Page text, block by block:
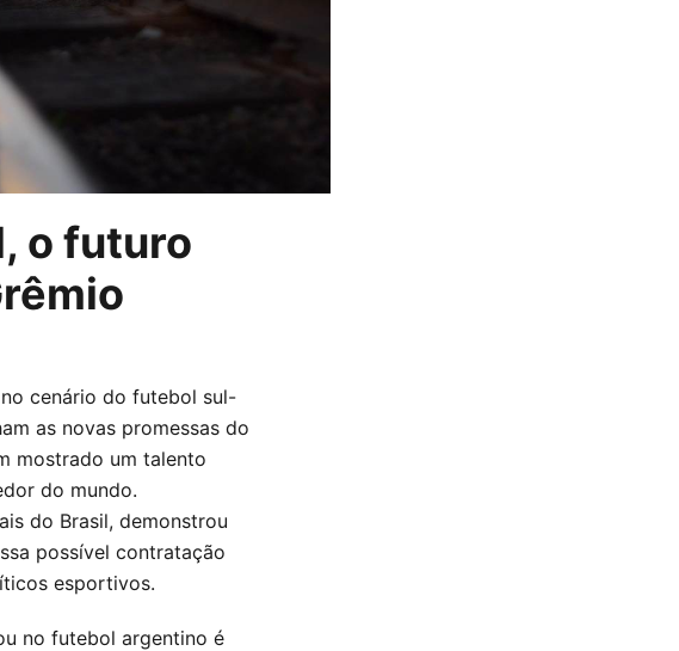
o futuro
cenário do futebol sul-
as novas promessas do
mostrado um talento
do mundo.
do Brasil, demonstrou
possível contratação
esportivos.
no futebol argentino é